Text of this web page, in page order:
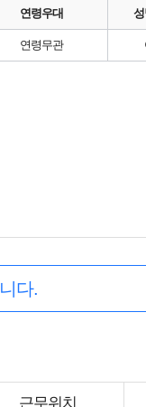
연령우대
연령무관
다.
근무위치